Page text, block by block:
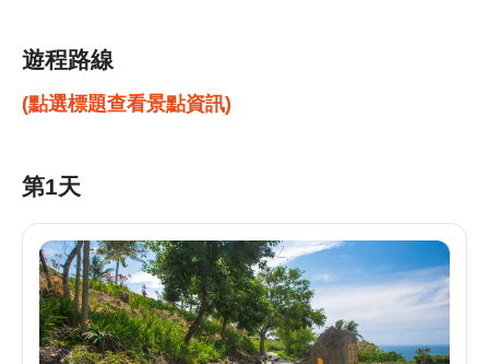
遊程路線
(點選標題查看景點資訊)
第1天